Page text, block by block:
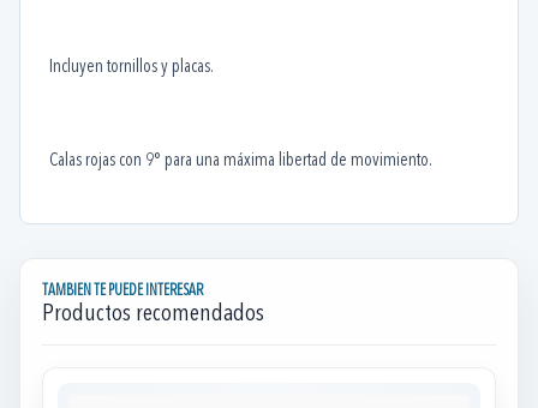
Incluyen tornillos y placas.
Calas rojas con 9° para una máxima libertad de movimiento.
TAMBIEN TE PUEDE INTERESAR
Productos recomendados